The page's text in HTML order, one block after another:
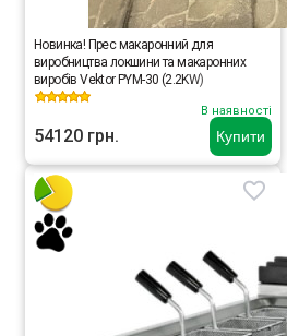
Купити
Новинка! Прес макаронний для
виробництва локшини та макаронних
виробів Vektor PYM-30 (2.2KW)
В наявності
54120 грн.